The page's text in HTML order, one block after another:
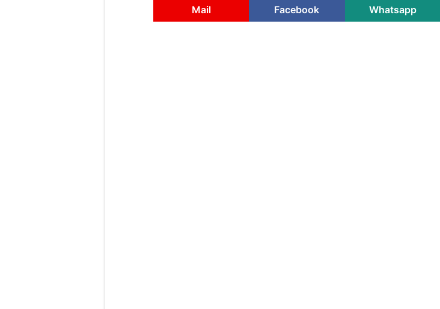
Mail
Facebook Whatsapp